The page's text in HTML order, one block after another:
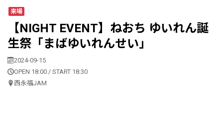
来場
【NIGHT EVENT】ねおち ゆいれん誕
生祭「まばゆいれんせい」
2024-09-15
OPEN 18:00 / START 18:30
西永福JAM